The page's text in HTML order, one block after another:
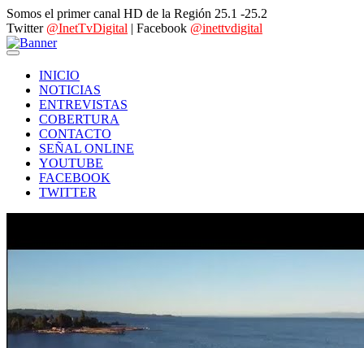
Somos el primer canal HD de la Región 25.1 -25.2
Twitter @InetTvDigital | Facebook @inettvdigital
INICIO
NOTICIAS
ENTREVISTAS
COBERTURA
CONTACTO
SEÑAL ONLINE
YOUTUBE
FACEBOOK
TWITTER